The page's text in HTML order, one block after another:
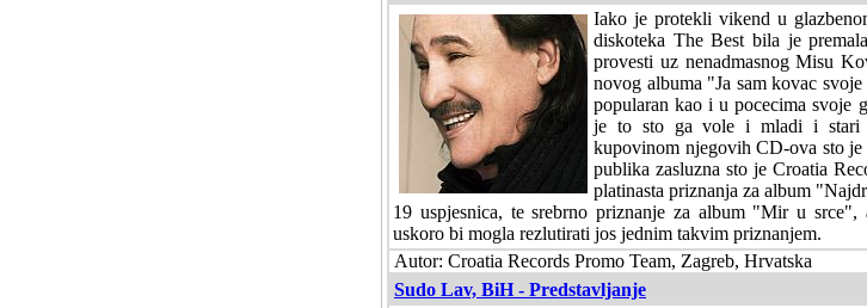
Iako je protekli vikend u
diskoteka The Best bila je
provesti uz nenadmasnog Misu
novog albuma "Ja sam kovac
popularan kao i u pocecima svoje
je to sto ga vole i mladi i stari
kupovinom njegovih CD-ova sto je
publika zasluzna sto je Croatia
platinasta priznanja za album
19 uspjesnica, te srebrno priznanje za album "Mir u
uskoro bi mogla rezlutirati jos jednim takvim priznanjem.
Autor: Croatia Records Promo Team, Zagreb, Hrvatska
Sudo Lav, BiH - Predstavljanje